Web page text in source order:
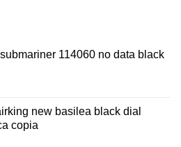
114060 no data black
new basilea black dial
copia